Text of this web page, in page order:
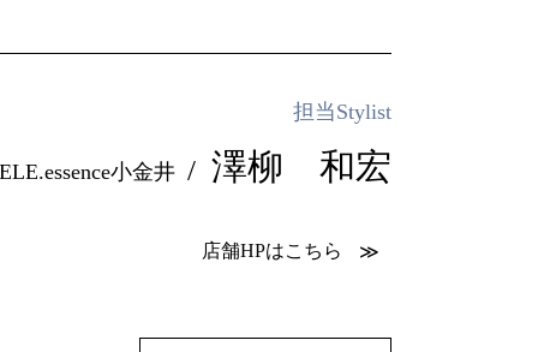
担当Stylist
小金井 澤柳 和宏
店舗HPはこちら